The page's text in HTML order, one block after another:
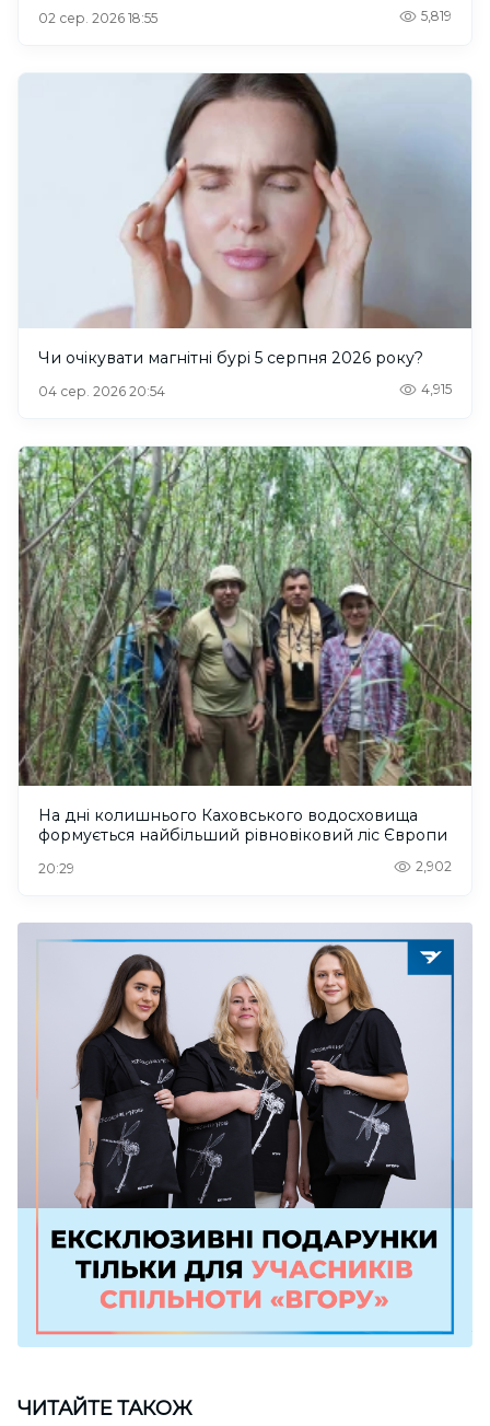
02 сер. 2026 18:55 5,819
Чи очікувати магнітні бурі 5 серпня 2026 року?
04 сер. 2026 20:54 4,915
На дні колишнього Каховського водосховища
формується найбільший рівновіковий ліс Європи
20:29 2,902
ЧИТАЙТЕ ТАКОЖ